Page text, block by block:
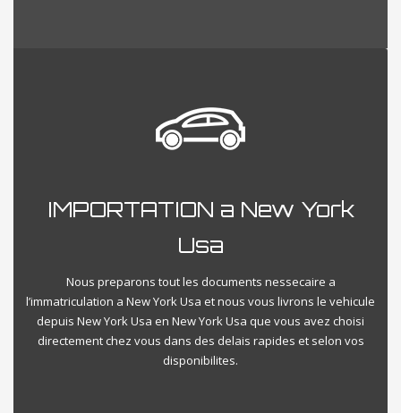
IMPORTATION a New York
Usa
Nous preparons tout les documents nessecaire a
l’immatriculation a New York Usa et nous vous livrons le vehicule
depuis New York Usa en New York Usa que vous avez choisi
directement chez vous dans des delais rapides et selon vos
disponibilites.